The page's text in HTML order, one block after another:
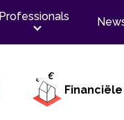
Professionals